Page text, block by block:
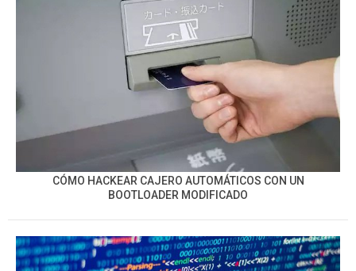
CÓMO HACKEAR CAJERO AUTOMÁTICOS CON UN
BOOTLOADER MODIFICADO